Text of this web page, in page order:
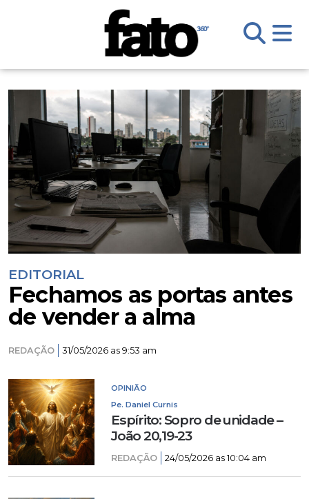
EDITORIAL
Fechamos as portas antes
de vender a alma
REDAÇÃO 31/05/2026 as 9:53 am
OPINIÃO
Pe. Daniel Curnis
Espírito: Sopro de unidade –
João 20,19-23
REDAÇÃO 24/05/2026 as 10:04 am